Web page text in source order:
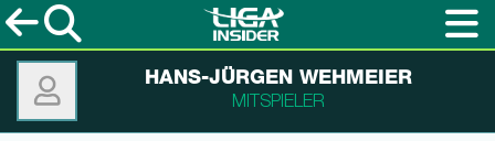
HANS-JÜRGEN WEHMEIER
MITSPIELER